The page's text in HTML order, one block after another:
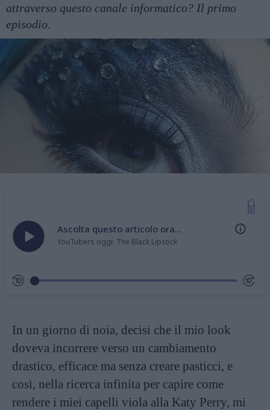
attraverso questo canale informatico? Il primo
episodio.
Ascolta questo articolo ora...
YouTubers oggi: The Black Lipstick
In un giorno di noia, decisi che il mio look
doveva incorrere verso un cambiamento
drastico, efficace ma senza creare pasticci, e
così, nella ricerca infinita per capire come
rendere i miei capelli viola alla Katy Perry, mi